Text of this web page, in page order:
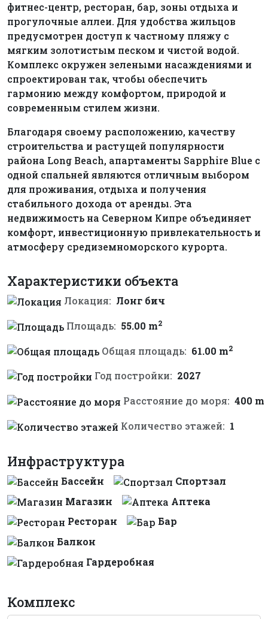
фитнес-центр, ресторан, бар, зоны отдыха и
прогулочные аллеи. Для удобства жильцов
предусмотрен доступ к частному пляжу с
мягким золотистым песком и чистой водой.
Комплекс окружен зелеными насаждениями и
спроектирован так, чтобы обеспечить
гармонию между комфортом, природой и
современным стилем жизни.
Благодаря своему расположению, качеству
строительства и растущей популярности
района Long Beach, апартаменты Sapphire Blue с
одной спальней являются отличным выбором
для проживания, отдыха и получения
стабильного дохода от аренды. Эта
недвижимость на Северном Кипре объединяет
комфорт, инвестиционную привлекательность и
атмосферу средиземноморского курорта.
Характеристики объекта
Локация: Лонг бич
Площадь: 55.00 m2
Общая площадь: 61.00 m2
Год постройки: 2027
Расстояние до моря: 400 m
Количество этажей: 1
Инфраструктура
Бассейн
Спортзал
Магазин
Аптека
Ресторан
Бар
Балкон
Гардеробная
Комплекс